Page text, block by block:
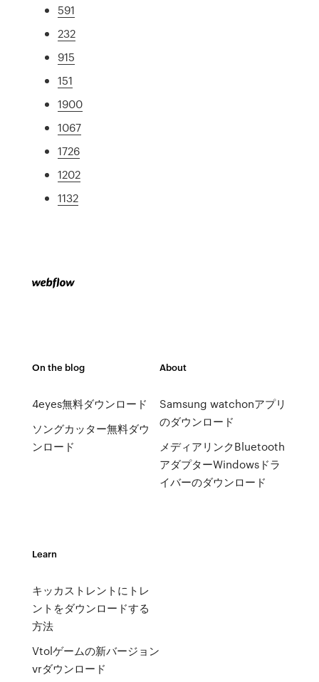
591
232
915
151
1900
1067
1726
1202
1132
On the blog
4eyes無料ダウンロード
ソングカッター無料ダウ
ンロード
About
Samsung watchonアプリ
のダウンロード
メディアリンクBluetooth
アダプターWindowsドラ
イバーのダウンロード
Learn
キッカストレントにトレ
ントをダウンロードする
方法
Vtolゲームの新バージョン
vrダウンロード